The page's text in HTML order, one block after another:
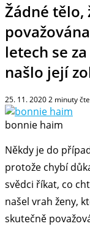
Žádné tělo,
letech se
našlo její
25. 11. 20202 minuty
bonnie haim
Někdy je do
protože chybí
svědci říkat, co
našel vrah ženy,
skutečně